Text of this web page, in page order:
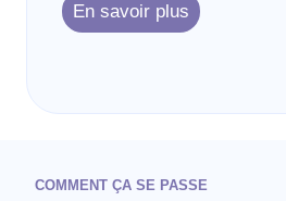
En savoir plus
COMMENT ÇA SE PASSE